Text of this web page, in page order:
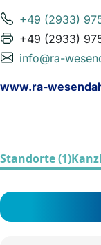
+49 (2933)
+49 (2933)
info@ra-
www.ra-
Standorte (1)